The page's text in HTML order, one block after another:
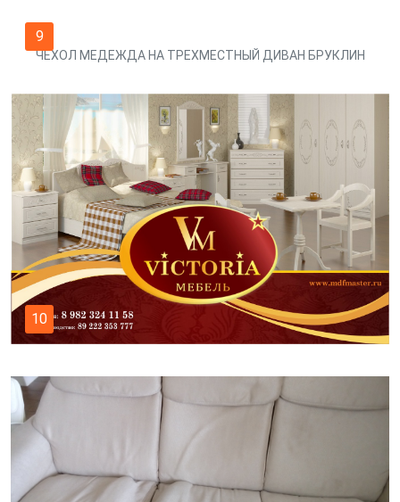
9
ЧЕХОЛ МЕДЕЖДА НА ТРЕХМЕСТНЫЙ ДИВАН БРУКЛИН
10